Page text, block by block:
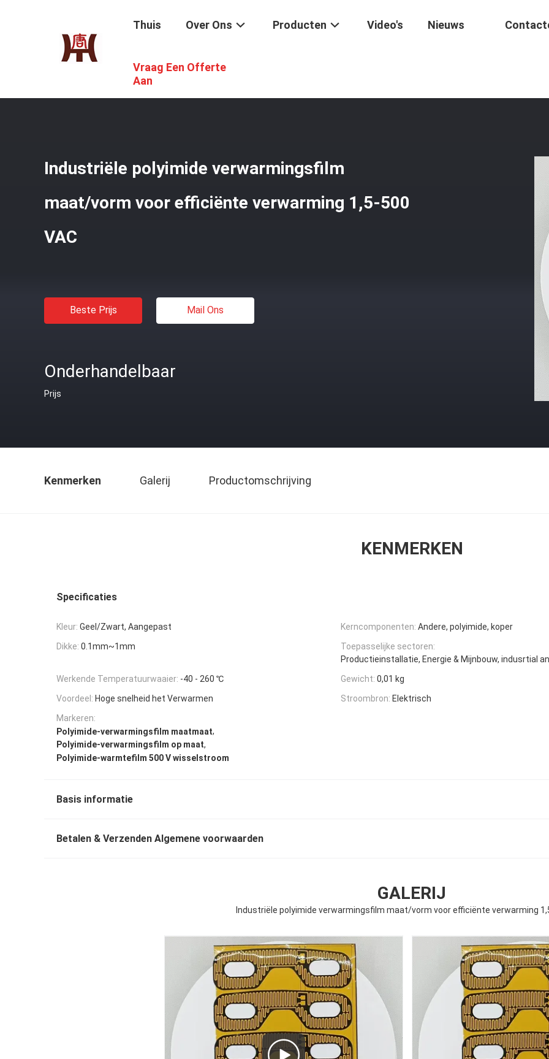
Thuis Over Ons Producten Video's Nieuws
Vraag Een Offerte
Aan
Polyimide Het Verwarmen Film
Industriële polyimide verwarmingsfilm
maat/vorm voor efficiënte verwarming 1,5-500
VAC
Beste Prijs Mail Ons
Onderhandelbaar
Prijs
Kenmerken Galerij Productomschrijving
KENMERKEN
Specificaties
Kleur: Geel/Zwart, Aangepast Kerncomponenten: Andere, polyimide, koper
Dikke: 0.1mm~1mm
Toepasselijke sectoren:
Productieinstallatie, Energie & Mijnbouw, indusrtial
Werkende Temperatuurwaaier: -40 - 260 ℃ Gewicht: 0,01 kg
Voordeel: Hoge snelheid het Verwarmen Stroombron: Elektrisch
Markeren:
Polyimide-verwarmingsfilm maatmaat,
Polyimide-verwarmingsfilm op maat,
Polyimide-warmtefilm 500 V wisselstroom
Basis informatie
Betalen & Verzenden Algemene voorwaarden
GALERIJ
Industriële polyimide verwarmingsfilm maat/vorm voor efficiënte verwarming